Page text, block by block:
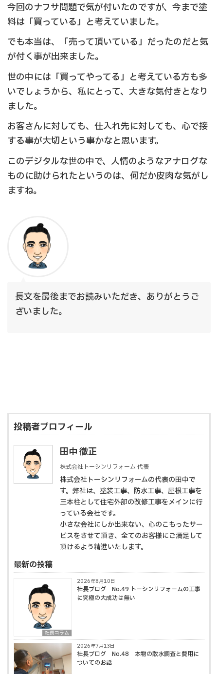
今回のナフサ問題で気が付いたのですが、今まで塗
料は「買っている」と考えていました。
でも本当は、「売って頂いている」だったのだと気
が付く事が出来ました。
世の中には「買ってやってる」と考えている方も多
いでしょうから、私にとって、大きな気付きとなり
ました。
お客さんに対しても、仕入れ先に対しても、心で接
する事が大切という事かなと思います。
このデジタルな世の中で、人情のようなアナログな
ものに助けられたというのは、何だか皮肉な気がし
ますね。
長文を最後までお読みいただき、ありがとうご
ざいました。
投稿者プロフィール
田中 徹正
株式会社トーシンリフォーム 代表
株式会社トーシンリフォームの代表の田中で
す。弊社は、塗装工事、防水工事、屋根工事を
三本柱として住宅外部の改修工事をメインに行
っている会社です。
小さな会社にしか出来ない、心のこもったサー
ビスをさせて頂き、全てのお客様にご満足して
頂けるよう精進いたします。
最新の投稿
社長コラム
2026年8月10日
社長ブログ No.49 トーシンリフォームの工事
に究極の大成功は無い
2026年7月13日
社長ブログ No.48 本物の散水調査と費用に
ついてのお話